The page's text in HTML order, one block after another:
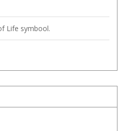
Life symbool.
is woensdag 12
t/m 10 augustus.